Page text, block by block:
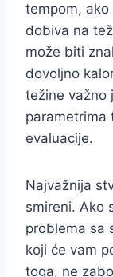
tempom,
dobiva na
može biti
dovoljno
težine važno
parametrima
evaluacije.
Najvažnija
smireni. Ako
problema sa
koji će vam
toga, ne